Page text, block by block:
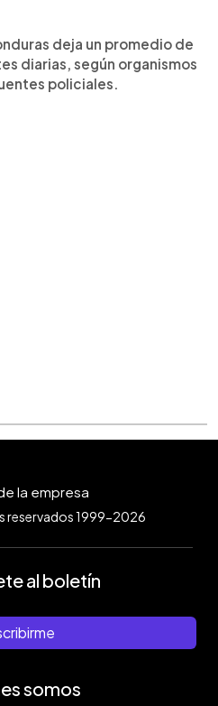
deja un promedio de
diarias, según organismos
policiales.
reservados 1999-2026
al boletín
somos